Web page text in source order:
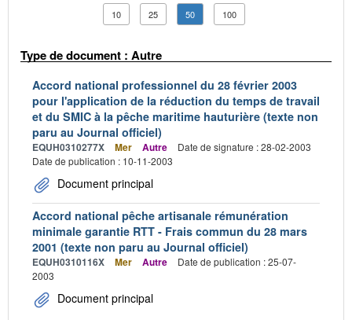
10 25 50 100
Type de document : Autre
Accord national professionnel du 28 février 2003
pour l'application de la réduction du temps de travail
et du SMIC à la pêche maritime hauturière (texte non
paru au Journal officiel)
EQUH0310277X Mer Autre
Date de signature : 28-02-2003
Date de publication : 10-11-2003
Document principal
Accord national pêche artisanale rémunération
minimale garantie RTT - Frais commun du 28 mars
2001 (texte non paru au Journal officiel)
EQUH0310116X Mer Autre
Date de publication : 25-07-
2003
Document principal